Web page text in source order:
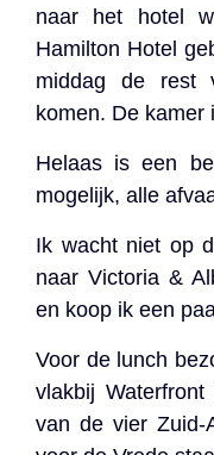
naar het hotel
Hamilton Hotel
middag de rest
komen. De kamer
Helaas is een
mogelijk, alle
Ik wacht niet op
naar Victoria &
en koop ik een
Voor de lunch
vlakbij
van de vier Zuid-